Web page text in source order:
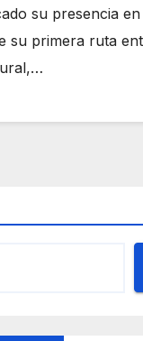
su presencia
su primera ruta